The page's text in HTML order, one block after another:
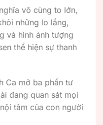
vô cùng to lớn,
những lo lắng,
và hình ảnh tượng
thể hiện sự thanh
Ca mở ba phần tư
đang quan sát mọi
tâm của con người